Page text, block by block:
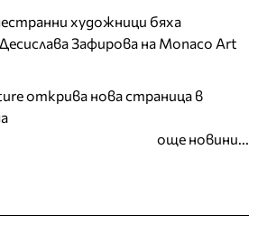
художници бяха
Зафирова на Monaco Art
открива нова страница в
още новини...